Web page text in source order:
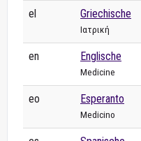
el Griechische
Ιατρική
en Englische
Medicine
eo Esperanto
Medicino